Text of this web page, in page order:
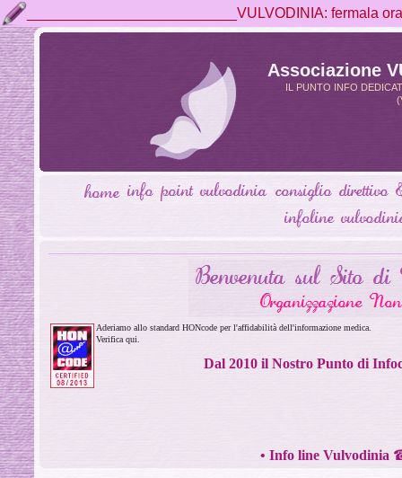
__________________________VULVODINIA: fermala
Associazione
IL PUNTO INFO
Aderiamo allo standard HONcode per l'affidabilità dell'informazione medica.
Verifica qui.
Dal 2010 il Nostro Punto di
• Info line Vulvodinia